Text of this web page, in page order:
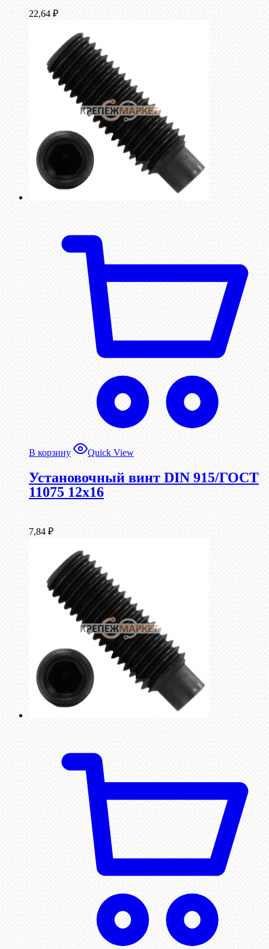
22,64 ₽
В корзину Quick View
Установочный винт DIN 915/ГОСТ
11075 12х16
7,84 ₽